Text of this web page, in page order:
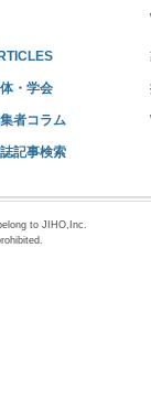
・学会
者コラム
記事検索
to JIHO,Inc.